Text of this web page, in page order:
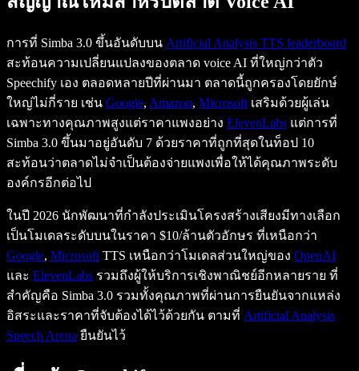
การที่ Simba 3.0 ขึ้นอันดับบน Artificial Analysis TTS leaderboard
สะท้อนความเปลี่ยนแปลงของตลาด voice AI ที่ใหญ่กว่าตัว
Speechify เอง ตลอดหลายปีที่ผ่านมา ตลาดนี้ถูกครองโดยยักษ์
ใหญ่ไม่กี่ราย เช่น Google, Amazon, Microsoft เสริมด้วยผู้เล่น
เฉพาะทางคุณภาพสูงแต่ราคาแพงอย่าง ElevenLabs แต่การที่
Simba 3.0 ขึ้นมาอยู่อันดับ 7 ด้วยราคาที่ถูกที่สุดในท็อป 10
สะท้อนว่าตลาดไม่จำเป็นต้องจ่ายแพงเพื่อให้ได้คุณภาพระดับ
องค์กรอีกต่อไป
ในปี 2026 นักพัฒนาที่กำลังประเมินโครงสร้างเสียงมีทางเลือก
เป็นโมเดลระดับบนในราคา $10/ล้านตัวอักษร ที่เหนือกว่า
Google, Microsoft TTS เหนือกว่าโมเดลส่วนใหญ่ของ OpenAI
และ ElevenLabs รวมถึงผู้ให้บริการเชิงพาณิชย์อีกหลายราย ที่
สำคัญคือ Simba 3.0 รวมทั้งคุณภาพที่ผ่านการยืนยันจากแหล่ง
อิสระและราคาที่จับต้องได้ไว้ด้วยกัน ตามที่ Artificial Analysis
Speech Arena ยืนยันไว้